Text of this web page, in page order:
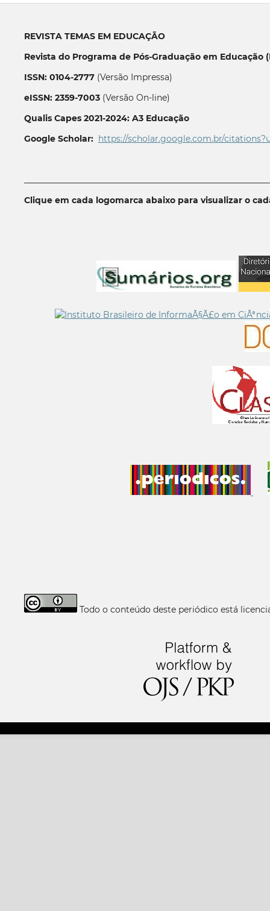
REVISTA TEMAS EM EDUCAÇÃO
Revista do Programa de Pós-Graduação em Educação
ISSN: 0104-2777(Versão Impressa)
eISSN: 2359-7003(Versão On-line)
Qualis Capes 2021-2024: A3 Educação
Google Scholar: https://scholar.google.com.br/
Clique em cada logomarca abaixo para visualizar o
Todo o conteúdo deste periódico está